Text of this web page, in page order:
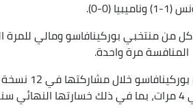
(0-0).
من منتخبي بوركينافاسو ومالي للمرة
مرة واحدة.